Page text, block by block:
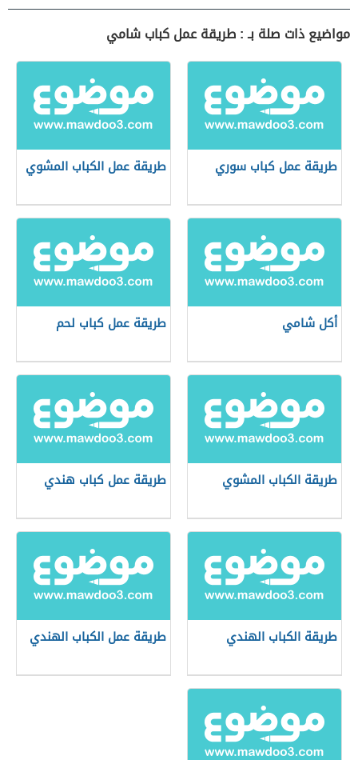
مواضيع ذات صلة بـ : طريقة عمل كباب شامي
طريقة عمل كباب سوري طريقة عمل الكباب المشوي
أكل شامي طريقة عمل كباب لحم
طريقة الكباب المشوي طريقة عمل كباب هندي
طريقة الكباب الهندي طريقة عمل الكباب الهندي